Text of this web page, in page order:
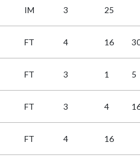
IM 3 25
FT 4 16
FT 3 1 5
FT 3 4
FT 4 16